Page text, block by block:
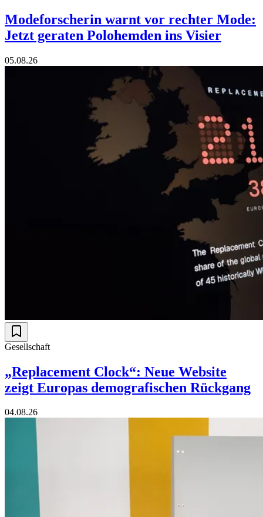
Modeforscherin warnt vor rechter Mode:
Jetzt geraten Polohemden ins Visier
05.08.26
Gesellschaft
„Replacement Clock“: Neue Website
zeigt Europas demografischen Rückgang
04.08.26